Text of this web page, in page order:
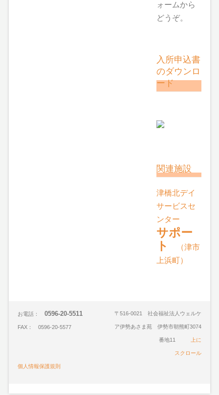
ォームから
どうぞ。
入所申込書
のダウンロ
ード
関連施設
津橋北デイ
サービスセ
ンター
サポー
ト
（津市
上浜町）
お電話：0596-20-5511
FAX： 0596-20-5577
〒516-0021 社会福祉法人ウェルケ
ア伊勢あさま苑 伊勢市朝熊町3074
番地11 上に
スクロール
個人情報保護規則